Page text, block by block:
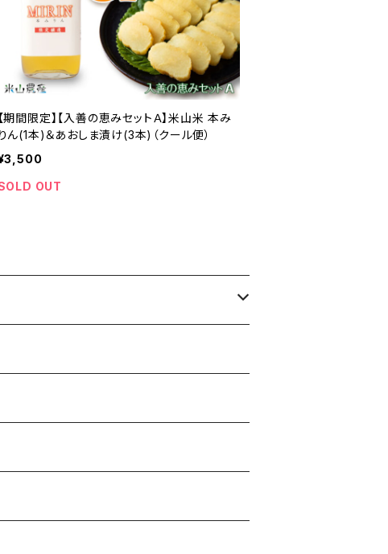
【期間限定】【入善の恵みセットＡ】米山米 本み
りん(1本)＆あおしま漬け(3本)（クール便）
OUT